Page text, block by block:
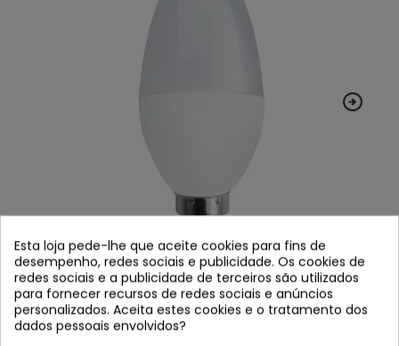
LÂMPADA LED Z4233
Esta loja pede-lhe que aceite cookies para fins de
desempenho, redes sociais e publicidade. Os cookies de
redes sociais e a publicidade de terceiros são utilizados
para fornecer recursos de redes sociais e anúncios
personalizados. Aceita estes cookies e o tratamento dos
dados pessoais envolvidos?